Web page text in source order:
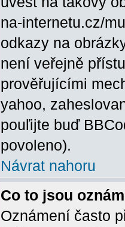
na-internetu.cz/
odkazy na
není veřejně
prověřujícími
yahoo,
pouľijte buď
povoleno).
Návrat nahoru
Co to jsou
Oznámení často